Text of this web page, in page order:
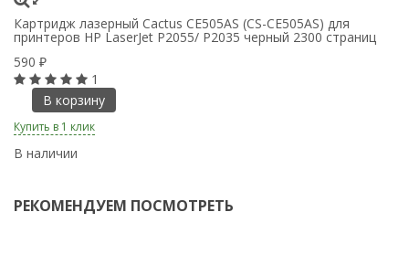
Картридж лазерный Cactus CE505AS (CS-CE505AS) для
принтеров HP LaserJet P2055/ P2035 черный 2300 страниц
590 ₽
1
В корзину
Купить в 1 клик
В наличии
РЕКОМЕНДУЕМ ПОСМОТРЕТЬ